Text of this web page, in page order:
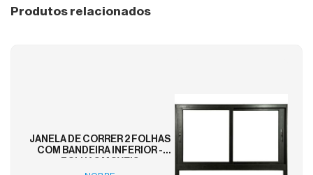
Produtos relacionados
JANELA DE CORRER 2 FOLHAS
COM BANDEIRA INFERIOR -